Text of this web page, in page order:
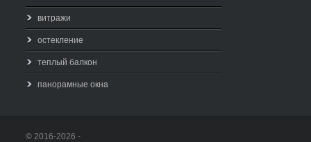
витражи
остекление
теплый балкон
панорамные окна
© 2016-2026 -